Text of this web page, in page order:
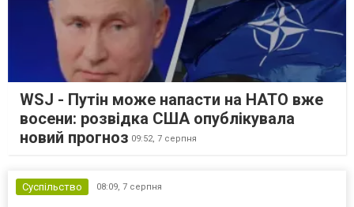
WSJ - Путін може напасти на НАТО вже
восени: розвідка США опублікувала
новий прогноз 09:52, 7 серпня
Суспільство 08:09, 7 серпня